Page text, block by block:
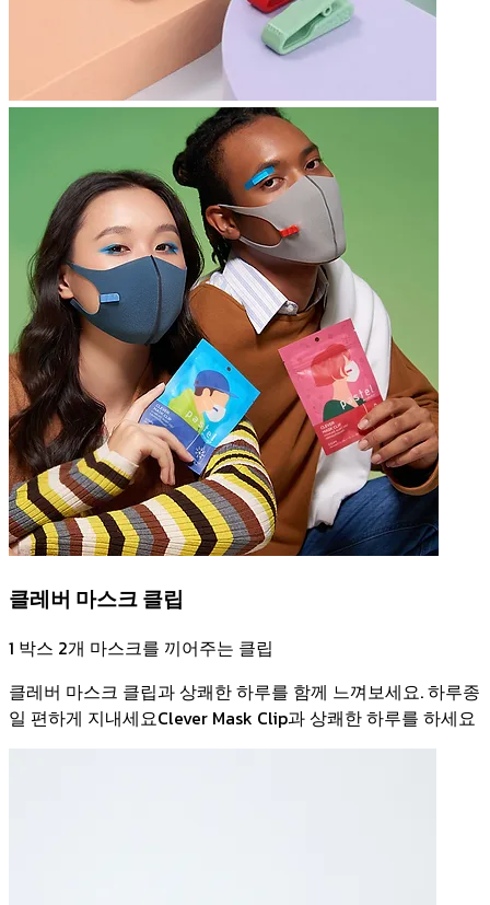
클레버 마스크 클립
1 박스 2개 마스크를 끼어주는 클립
클레버 마스크 클립과 상쾌한 하루를 함께 느껴보세요. 하루종
일 편하게 지내세요Clever Mask Clip과 상쾌한 하루를 하세요